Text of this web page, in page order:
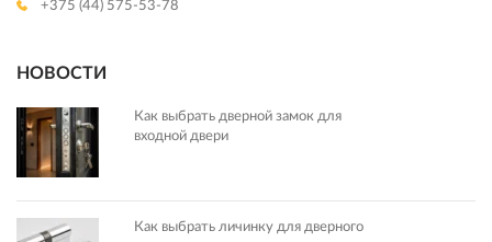
+375 (44) 575-53-78
НОВОСТИ
Как выбрать дверной замок для
входной двери
Как выбрать личинку для дверного